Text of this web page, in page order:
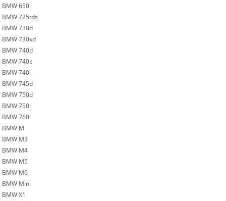
BMW 650i
BMW 725tds
BMW 730d
BMW 730xd
BMW 740d
BMW 740e
BMW 740i
BMW 745d
BMW 750d
BMW 750i
BMW 760i
BMW M
BMW M3
BMW M4
BMW M5
BMW M6
BMW Mini
BMW X1